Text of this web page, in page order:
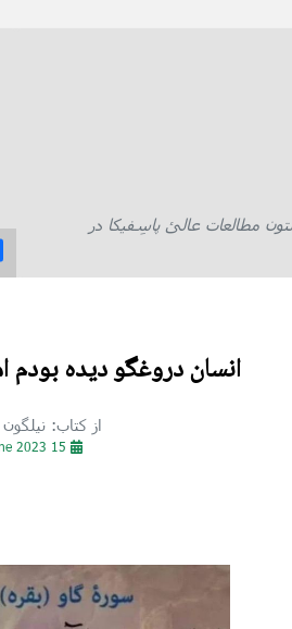
مطالعات عالئ پاسِفیکا در
انسان دروغگو دیده بودم
از کتاب:
15 June 2023